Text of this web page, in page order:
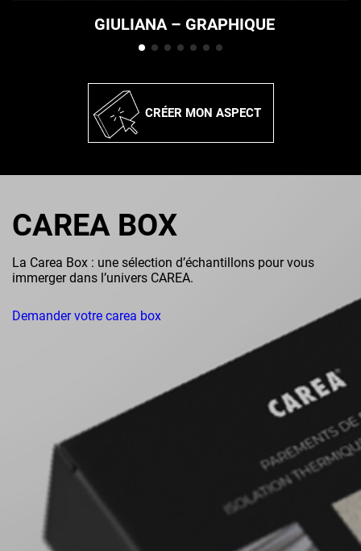
GIULIANA – GRAPHIQUE
CRÉER MON ASPECT
CAREA BOX
La Carea Box : une sélection d’échantillons pour vous
immerger dans l’univers CAREA.
Demander votre carea box